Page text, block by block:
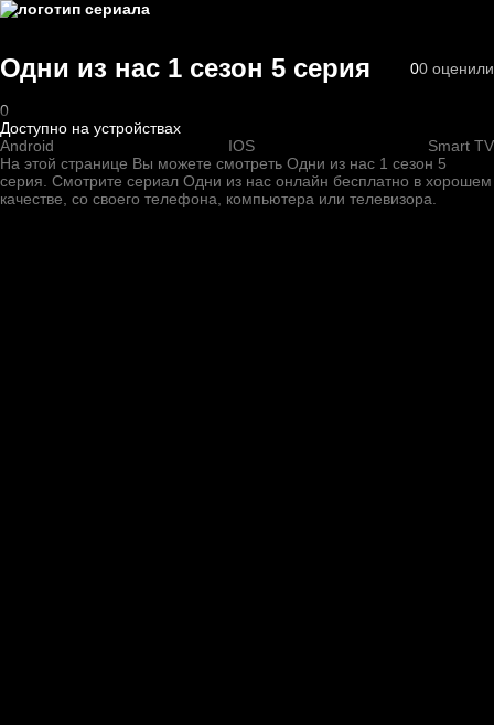
Одни из нас 1 cезон 5 cерия 00 оценили
0
Доступно на устройствах
Android
IOS
Smart TV
На этой странице Вы можете смотреть Одни из нас 1 cезон 5
cерия . Смотрите сериал Одни из нас онлайн бесплатно в хорошем
качестве, со своего телефона, компьютера или телевизора.